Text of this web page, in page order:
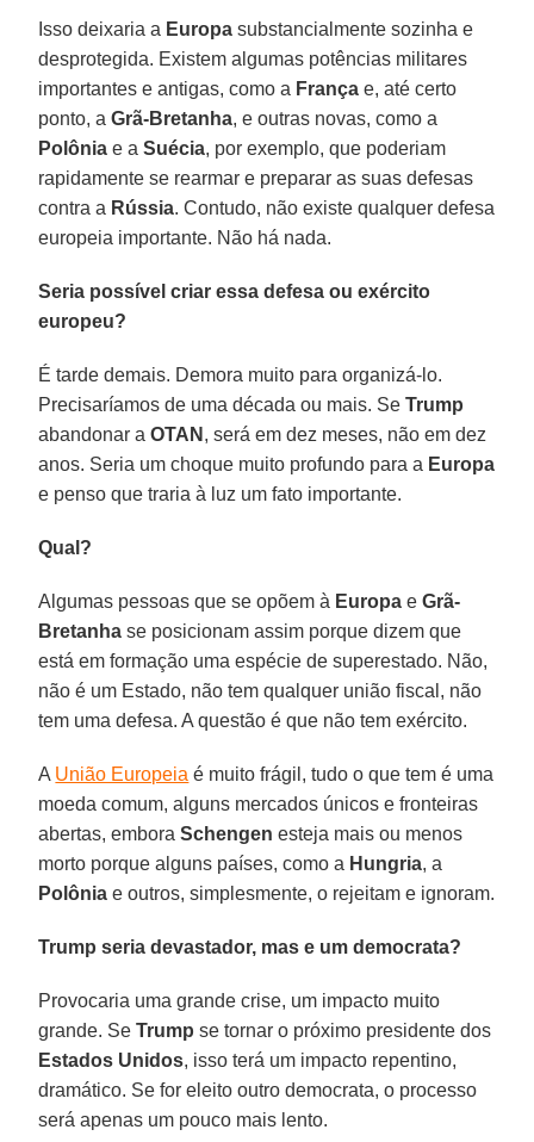
Isso deixaria a Europa substancialmente sozinha e
desprotegida. Existem algumas potências militares
importantes e antigas, como a França e, até certo
ponto, aGrã-Bretanha, e outras novas, como a
Polônia e aSuécia, por exemplo, que poderiam
rapidamente se rearmar e preparar as suas defesas
contra a Rússia. Contudo, não existe qualquer defesa
europeia importante. Não há nada.
Seria possível criar essa defesa ou exército
europeu?
É tarde demais. Demora muito para organizá-lo.
Precisaríamos de uma década ou mais. SeTrump
abandonar aOTAN , será em dez meses, não em dez
anos. Seria um choque muito profundo para a Europa
e penso que traria à luz um fato importante.
Qual?
Algumas pessoas que se opõem à Europa eGrã-
Bretanha se posicionam assim porque dizem que
está em formação uma espécie de superestado. Não,
não é um Estado, não tem qualquer união fiscal, não
tem uma defesa. A questão é que não tem exército.
A União Europeia é muito frágil, tudo o que tem é uma
moeda comum, alguns mercados únicos e fronteiras
abertas, emboraSchengen esteja mais ou menos
morto porque alguns países, como a Hungria, a
Polônia e outros, simplesmente, o rejeitam e ignoram.
Trump seria devastador, mas e um democrata?
Provocaria uma grande crise, um impacto muito
grande. SeTrump se tornar o próximo presidente dos
Estados Unidos, isso terá um impacto repentino,
dramático. Se for eleito outro democrata, o processo
será apenas um pouco mais lento.